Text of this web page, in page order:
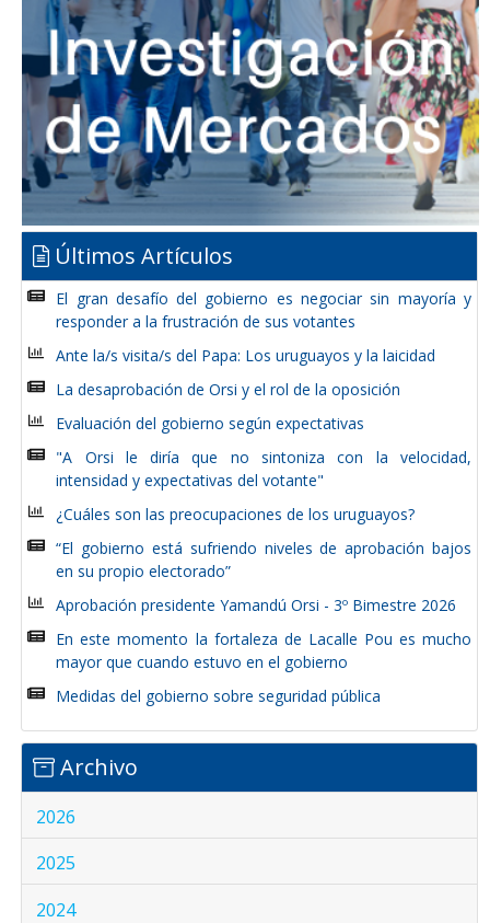
Últimos Artículos
El gran desafío del gobierno es negociar sin mayoría y
responder a la frustración de sus votantes
Ante la/s visita/s del Papa: Los uruguayos y la laicidad
La desaprobación de Orsi y el rol de la oposición
Evaluación del gobierno según expectativas
"A Orsi le diría que no sintoniza con la velocidad,
intensidad y expectativas del votante"
¿Cuáles son las preocupaciones de los uruguayos?
“El gobierno está sufriendo niveles de aprobación bajos
en su propio electorado”
Aprobación presidente Yamandú Orsi - 3º Bimestre 2026
En este momento la fortaleza de Lacalle Pou es mucho
mayor que cuando estuvo en el gobierno
Medidas del gobierno sobre seguridad pública
Archivo
2026
2025
2024